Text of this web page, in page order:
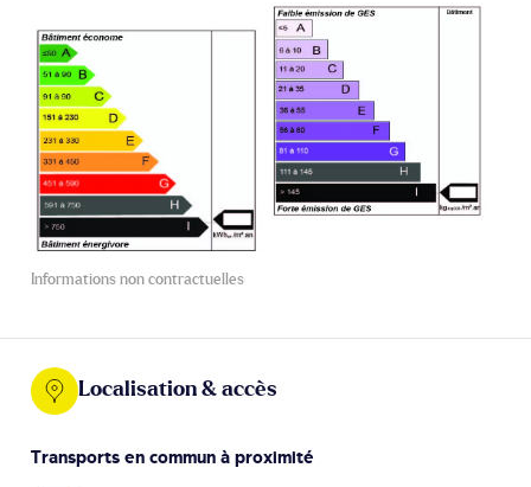
Informations non contractuelles
Localisation & accès
Transports en commun à proximité